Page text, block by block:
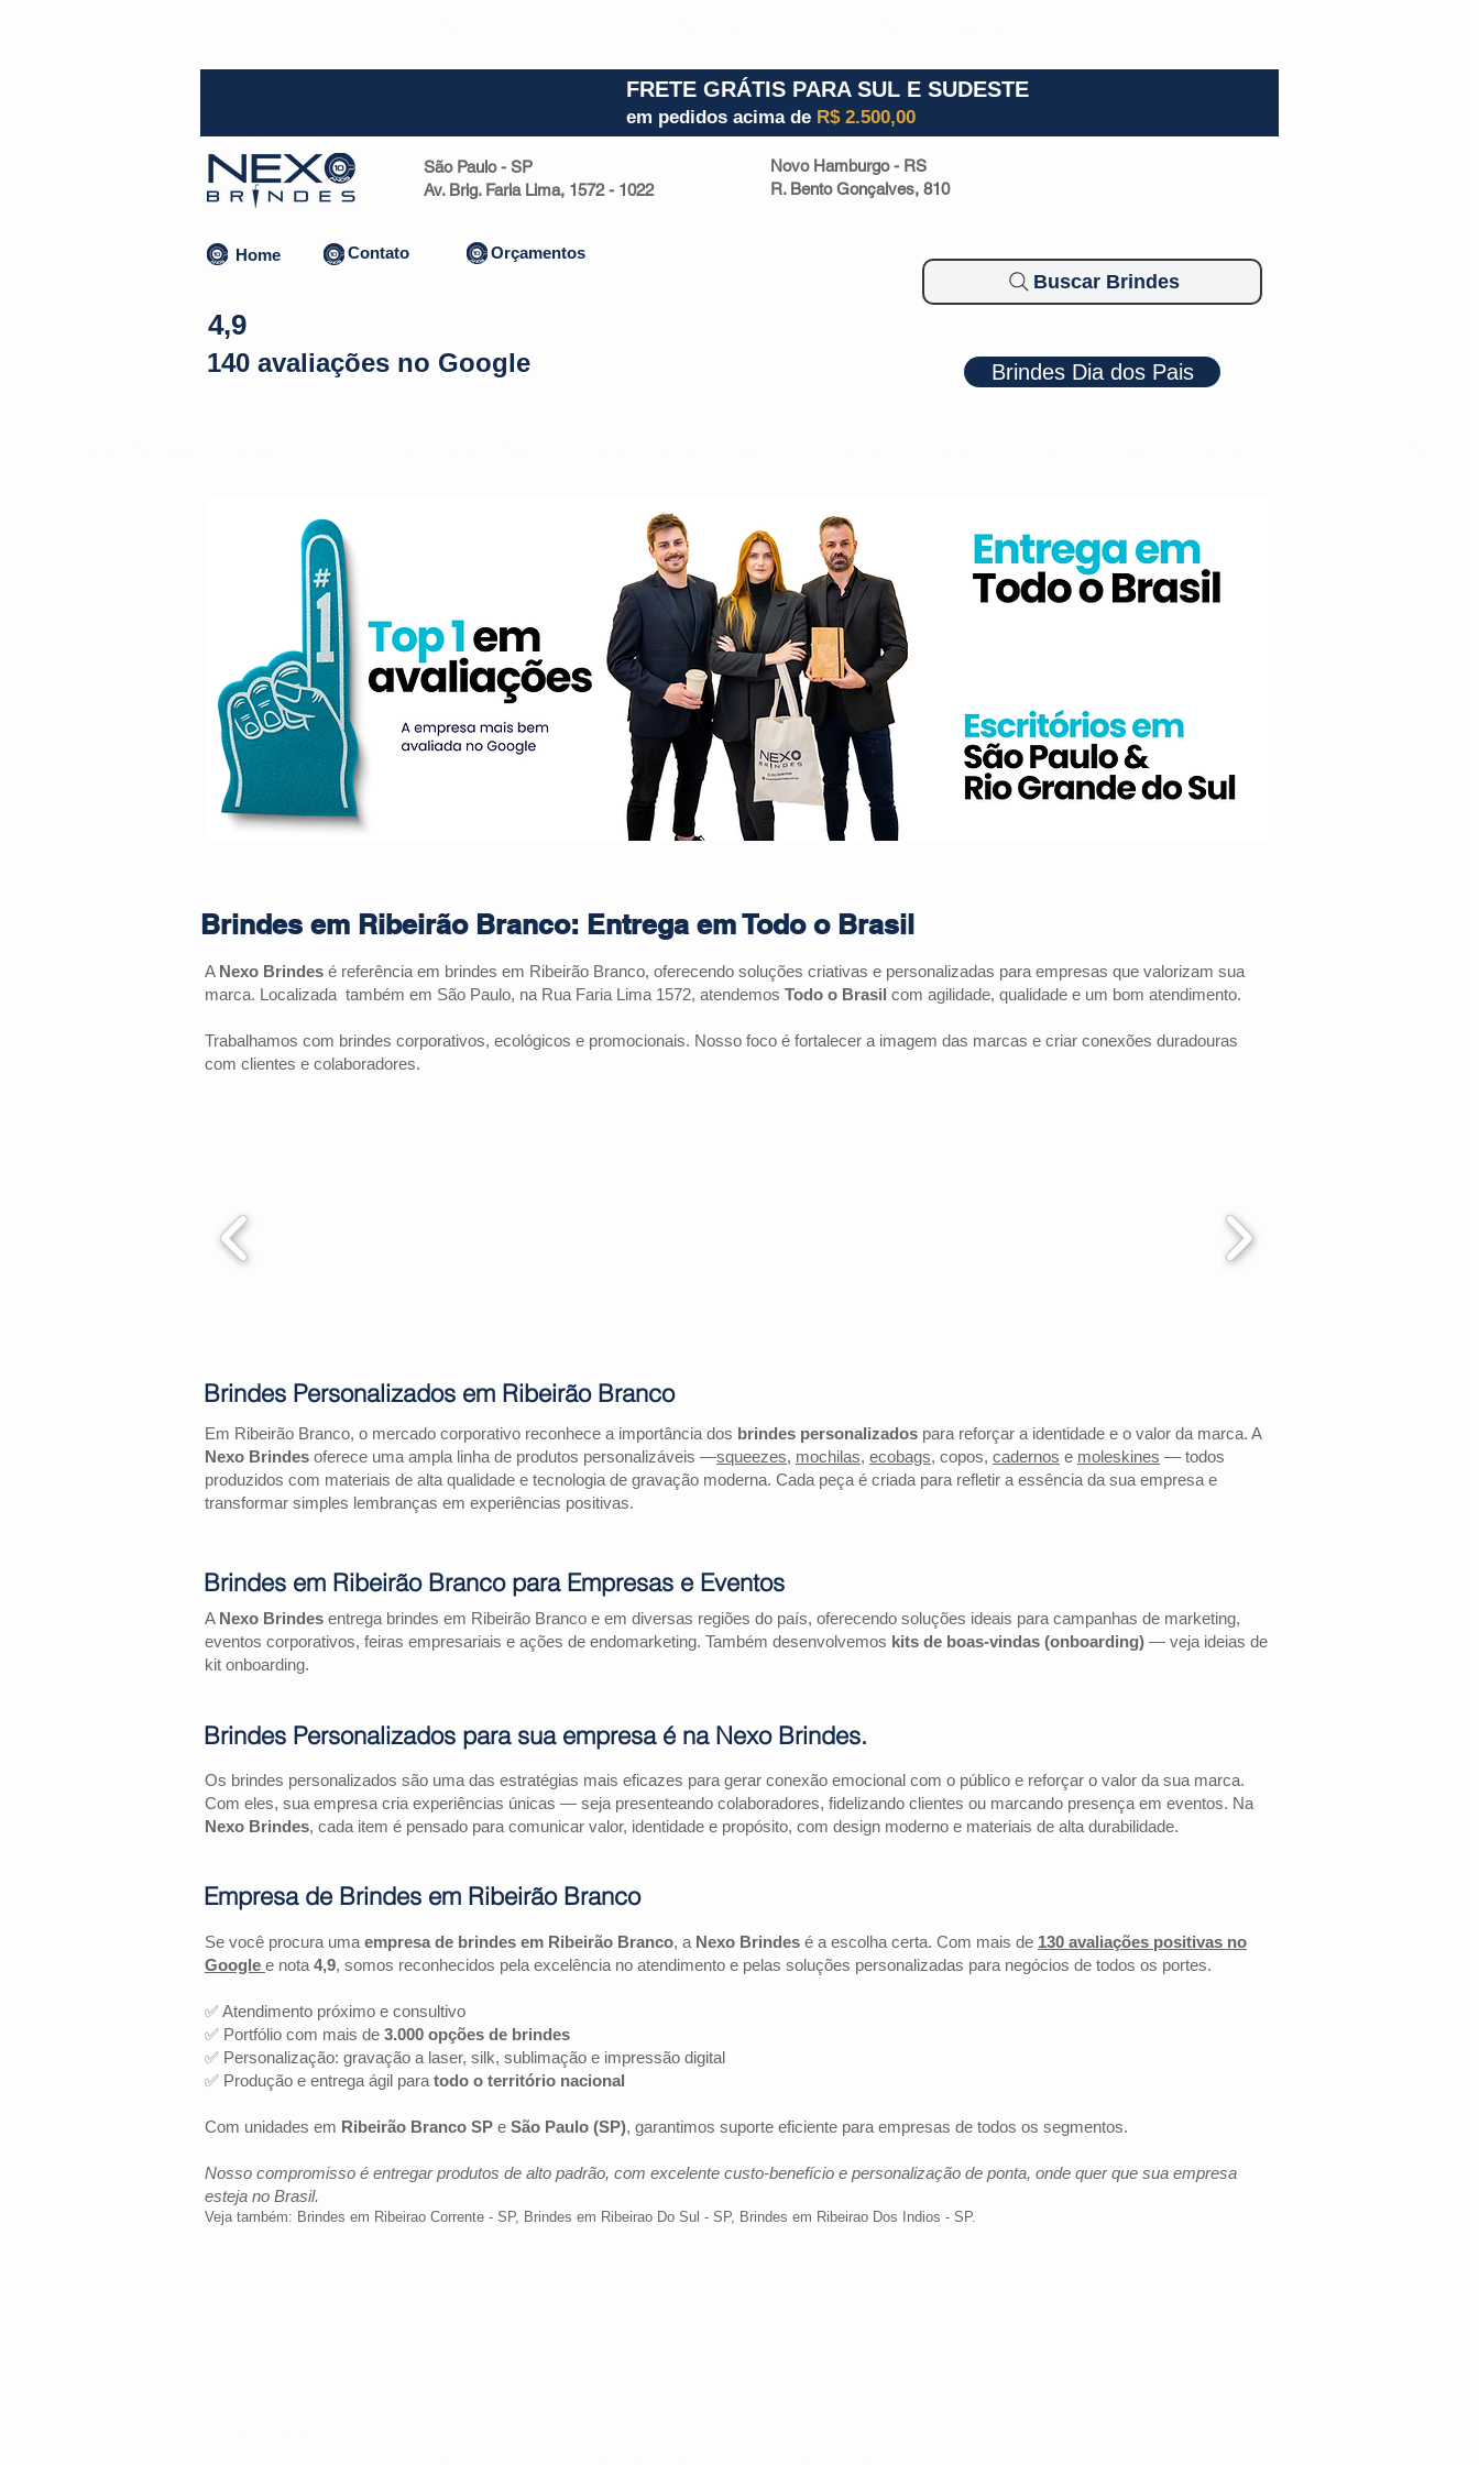
FRETE GRÁTIS PARA SUL E SUDESTE
em pedidos acima de R$ 2.500,00
São Paulo - SP
Av. Brig. Faria Lima, 1572 - 1022
Novo Hamburgo - RS
R. Bento Gonçalves, 810
Home Contato Orçamentos
4,9
140 avaliações no Google
Buscar Brindes
Brindes Dia dos Pais
Brindes em Ribeirão Branco: Entrega em Todo o Brasil
A Nexo Brindes é referência em brindes em Ribeirão Branco, oferecendo soluções criativas e personalizadas para empresas que valorizam sua
marca. Localizada também em São Paulo, na Rua Faria Lima 1572, atendemos Todo o Brasil com agilidade, qualidade e um bom atendimento.
Trabalhamos com brindes corporativos, ecológicos e promocionais. Nosso foco é fortalecer a imagem das marcas e criar conexões duradouras
com clientes e colaboradores.
Em Ribeirão Branco, o mercado corporativo reconhece a importância dos brindes personalizados para reforçar a identidade e o valor da marca. A
Nexo Brindes oferece uma ampla linha de produtos personalizáveis —squeezes, mochilas, ecobags, copos, cadernos e moleskines — todos
produzidos com materiais de alta qualidade e tecnologia de gravação moderna. Cada peça é criada para refletir a essência da sua empresa e
transformar simples lembranças em experiências positivas.
A Nexo Brindes entrega brindes em Ribeirão Branco e em diversas regiões do país, oferecendo soluções ideais para campanhas de marketing,
eventos corporativos, feiras empresariais e ações de endomarketing. Também desenvolvemos kits de boas-vindas (onboarding) — veja ideias de
kit onboarding.
Os brindes personalizados são uma das estratégias mais eficazes para gerar conexão emocional com o público e reforçar o valor da sua marca.
Com eles, sua empresa cria experiências únicas — seja presenteando colaboradores, fidelizando clientes ou marcando presença em eventos. Na
Nexo Brindes, cada item é pensado para comunicar valor, identidade e propósito, com design moderno e materiais de alta durabilidade.
Se você procura uma empresa de brindes em Ribeirão Branco, a Nexo Brindes é a escolha certa. Com mais de 130 avaliações positivas no
Google e nota 4,9, somos reconhecidos pela excelência no atendimento e pelas soluções personalizadas para negócios de todos os portes.
✅ Atendimento próximo e consultivo
✅ Portfólio com mais de 3.000 opções de brindes
✅ Personalização: gravação a laser, silk, sublimação e impressão digital
✅ Produção e entrega ágil para todo o território nacional
Com unidades em Ribeirão Branco SP e São Paulo (SP), garantimos suporte eficiente para empresas de todos os segmentos.
Nosso compromisso é entregar produtos de alto padrão, com excelente custo-benefício e personalização de ponta, onde quer que sua empresa
esteja no Brasil.
Veja também: Brindes em Ribeirao Corrente - SP, Brindes em Ribeirao Do Sul - SP, Brindes em Ribeirao Dos Indios - SP.
Brindes Personalizados em Ribeirão Branco
Brindes em Ribeirão Branco para Empresas e Eventos
Brindes Personalizados para sua empresa é na Nexo Brindes.
Empresa de Brindes em Ribeirão Branco